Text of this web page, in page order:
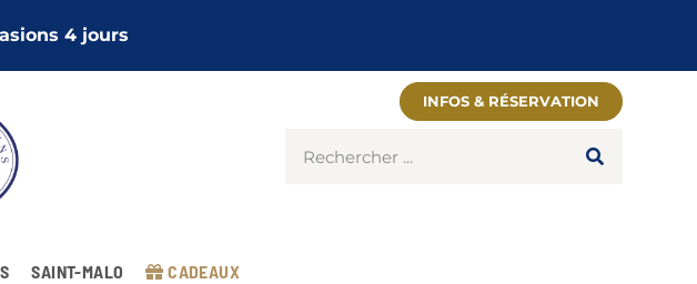
4 jours
INFOS & RÉSERVATION
SAINT-MALO CADEAUX